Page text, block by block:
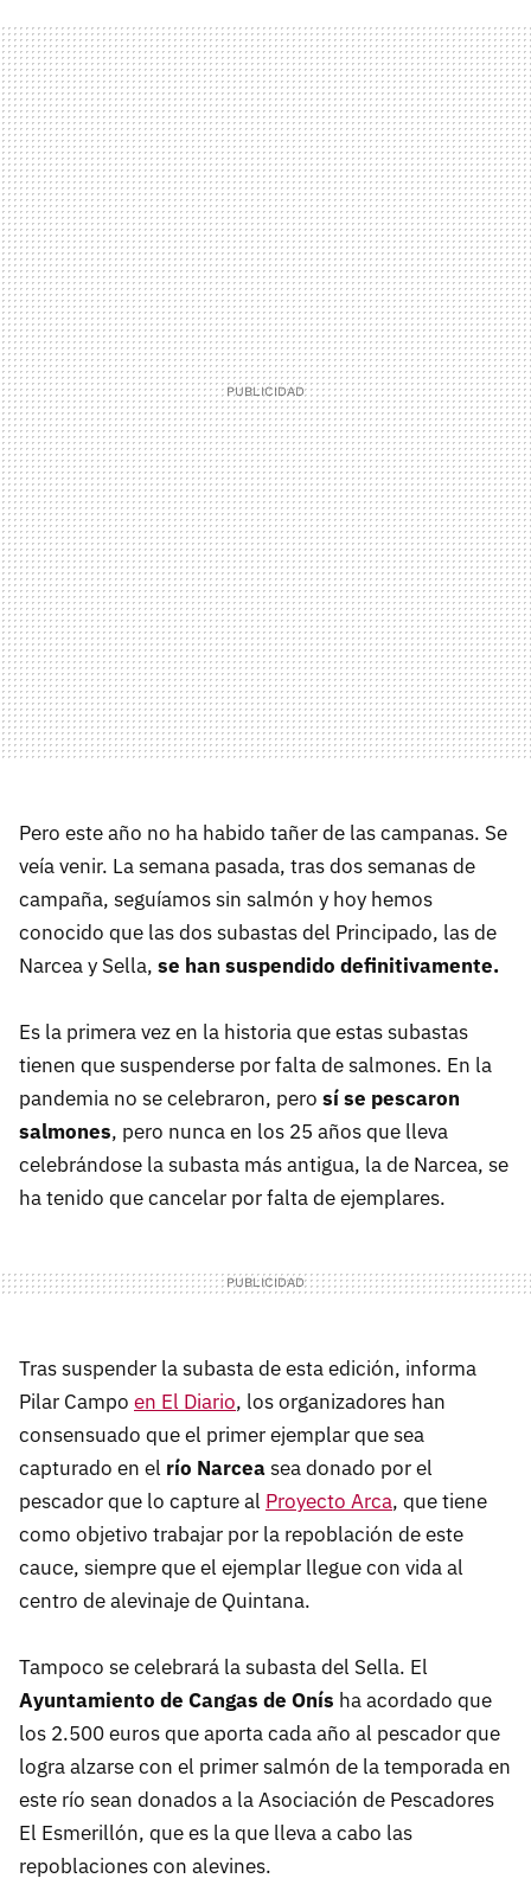
Pero este año no ha habido tañer de las campanas. Se
veía venir. La semana pasada, tras dos semanas de
campaña, seguíamos sin salmón y hoy hemos
conocido que las dos subastas del Principado, las de
Narcea y Sella, se han suspendido definitivamente.
Es la primera vez en la historia que estas subastas
tienen que suspenderse por falta de salmones. En la
pandemia no se celebraron, pero sí se pescaron
salmones, pero nunca en los 25 años que lleva
celebrándose la subasta más antigua, la de Narcea, se
ha tenido que cancelar por falta de ejemplares.
Tras suspender la subasta de esta edición, informa
Pilar Campo en El Diario, los organizadores han
consensuado que el primer ejemplar que sea
capturado en el río Narceasea donado por el
pescador que lo capture al Proyecto Arca, que tiene
como objetivo trabajar por la repoblación de este
cauce, siempre que el ejemplar llegue con vida al
centro de alevinaje de Quintana.
Tampoco se celebrará la subasta del Sella. El
Ayuntamiento de Cangas de Onís ha acordado que
los 2.500 euros que aporta cada año al pescador que
logra alzarse con el primer salmón de la temporada en
este río sean donados a la Asociación de Pescadores
El Esmerillón, que es la que lleva a cabo las
repoblaciones con alevines.